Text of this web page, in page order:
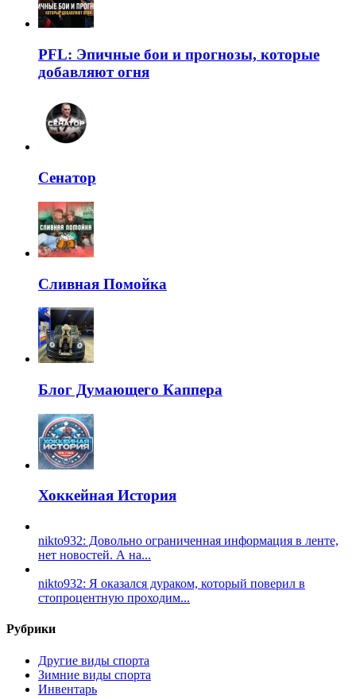
PFL: Эпичные бои и прогнозы, которые
добавляют огня
Сенатор
Сливная Помойка
Блог Думающего Каппера
Хоккейная История
nikto932: Довольно ограниченная информация в ленте,
нет новостей. А на...
nikto932: Я оказался дураком, который поверил в
стопроцентную проходим...
Рубрики
Другие виды спорта
Зимние виды спорта
Инвентарь